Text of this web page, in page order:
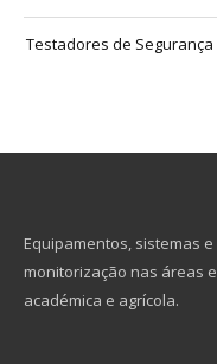
Testadores de Segurança
Equipamentos, sistemas
monitorização nas áreas
académica e agrícola.